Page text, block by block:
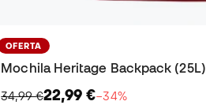
OFERTA
Mochila Heritage Backpack (25L)
34,99 €22,99 €−34%